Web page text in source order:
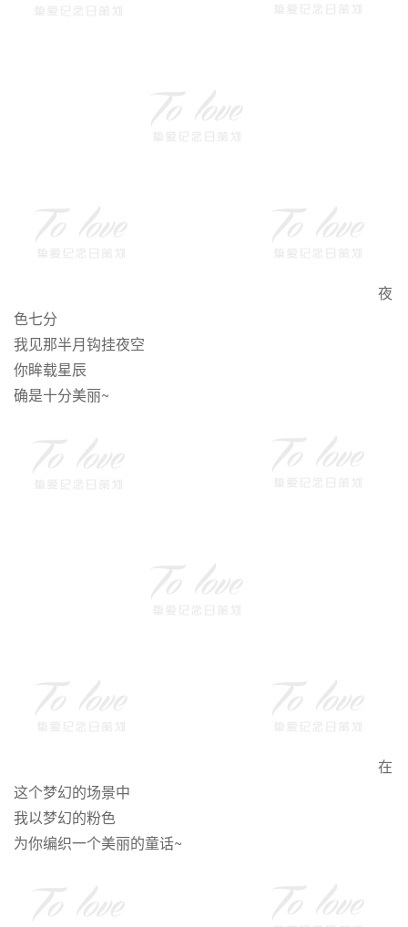
夜
色七分
我见那半月钩挂夜空
你眸载星辰
确是十分美丽~
在
这个梦幻的场景中
我以梦幻的粉色
为你编织一个美丽的童话~